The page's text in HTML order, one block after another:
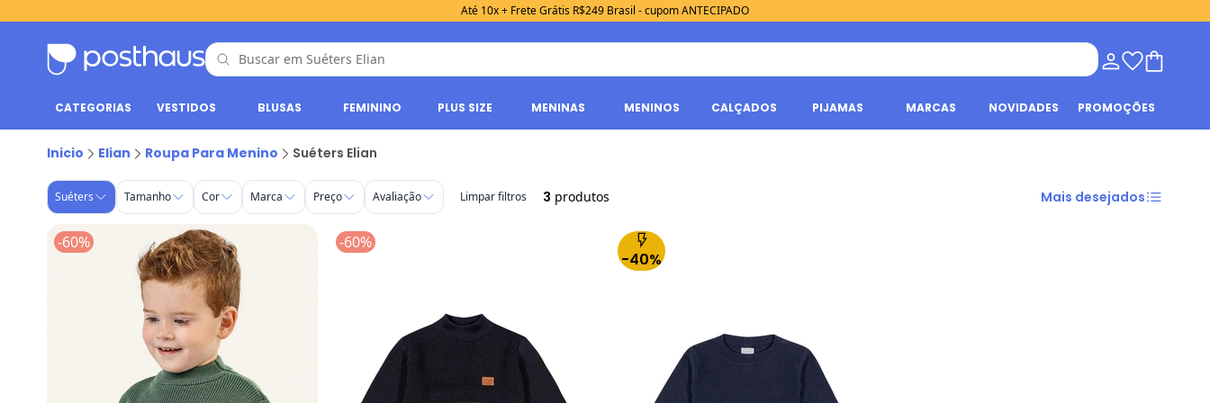
Até 10x + Frete Grátis R$249 Brasil - cupom ANTECIPADO
CATEGORIAS VESTIDOS BLUSAS FEMININO PLUS SIZE MENINAS MENINOS CALÇADOS PIJAMAS MARCAS NOVIDADES PROMOÇÕES
Inicio Elian Roupa Para Menino Suéters Elian
Suéters Tamanho Cor Marca Preço Avaliação Limpar filtros 3 produtos Mais desejados
-60% -60%
-40%